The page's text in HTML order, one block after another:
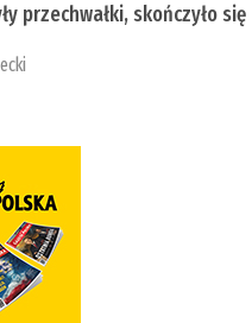
przechwałki, skończyło się